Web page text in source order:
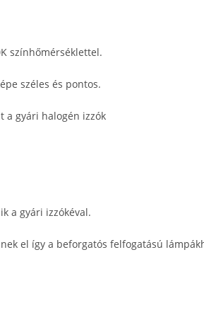
színhőmérséklettel.
széles és pontos.
a gyári halogén izzók
a gyári izzókéval.
el így a beforgatós felfogatású